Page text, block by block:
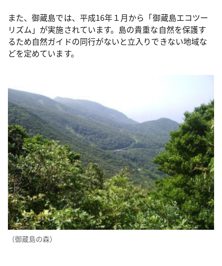
また、御蔵島では、平成16年１月から「御蔵島エコツー
リズム」が実施されています。島の貴重な自然を保護す
るため自然ガイドの同行がないと立入りできない地域な
どを定めています。
（御蔵島の森）